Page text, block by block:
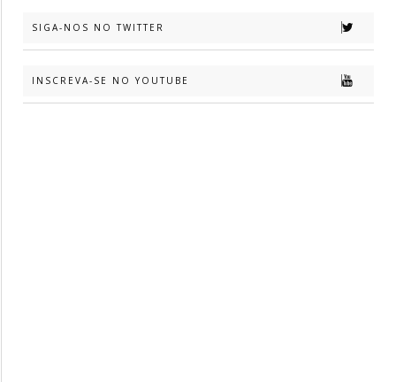
SIGA-NOS NO TWITTER
INSCREVA-SE NO YOUTUBE